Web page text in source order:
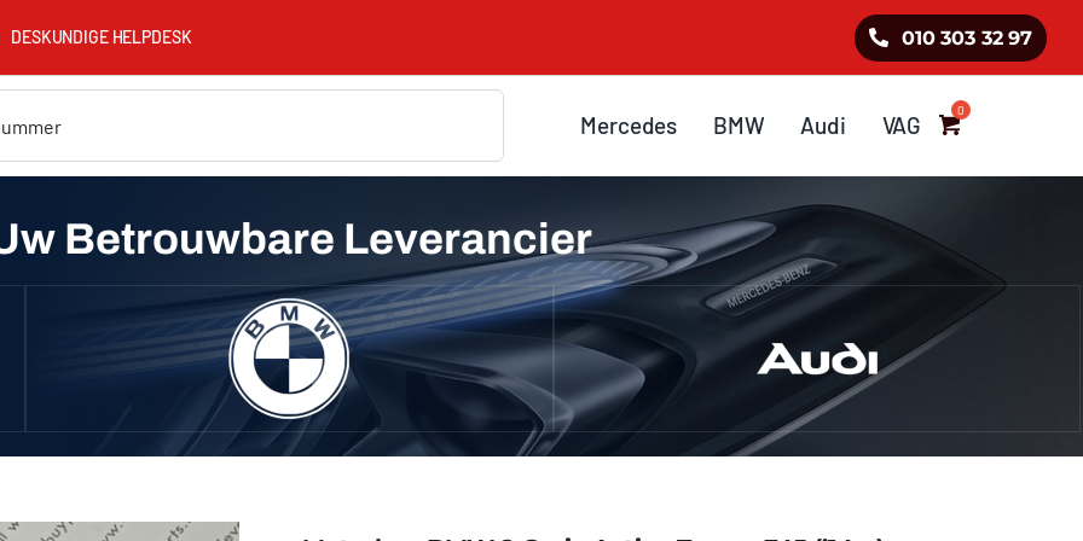
DESKUNDIGE HELPDESK 010 303 32 97
Mercedes BMW Audi VAG
Betrouwbare Leverancier